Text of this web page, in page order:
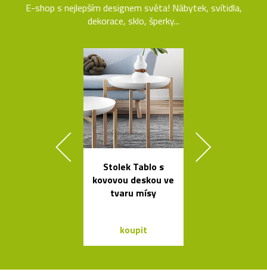
E-shop s nejlepším designem světa! Nábytek, svítidla,
dekorace, sklo, šperky...
Stolek Tablo s
kovovou deskou ve
tvaru mísy
koupit